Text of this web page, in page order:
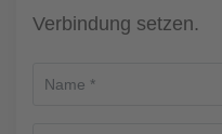
Verbindung setzen.